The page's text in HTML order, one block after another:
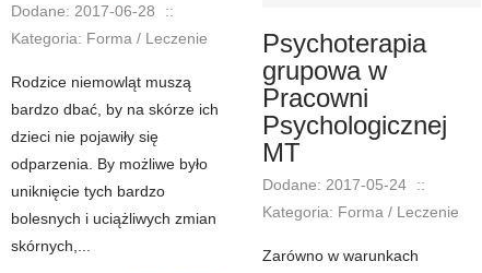
Dodane: 2017-06-28
::
Kategoria: Forma / Leczenie
Rodzice niemowląt muszą
bardzo dbać, by na skórze ich
dzieci nie pojawiły się
odparzenia. By możliwe było
uniknięcie tych bardzo
bolesnych i uciążliwych zmian
skórnych,...
Psychoterapia
grupowa w
Pracowni
Psychologicznej
MT
Dodane: 2017-05-24
::
Kategoria: Forma / Leczenie
Zarówno w warunkach